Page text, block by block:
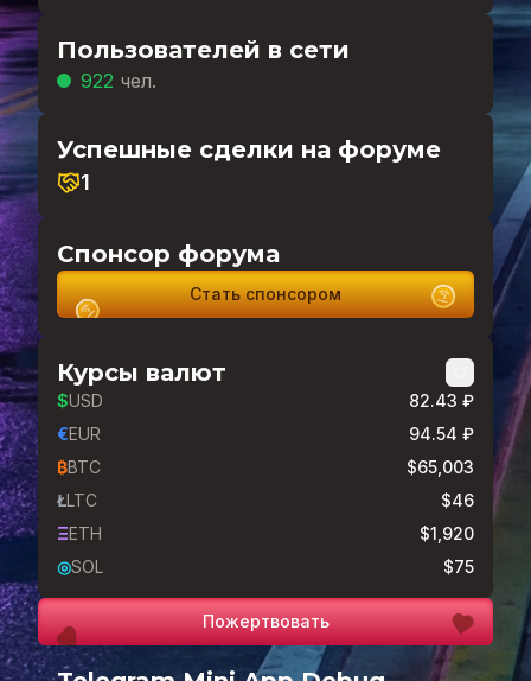
Пользователей в сети
922 чел.
Успешные сделки на форуме
1
Спонсор форума
Стать спонсором
Курсы валют
$USD
82.43 ₽
€EUR
94.54 ₽
₿BTC
$65,003
ŁLTC
$46
ΞETH
$1,920
◎SOL $75
Пожертвовать